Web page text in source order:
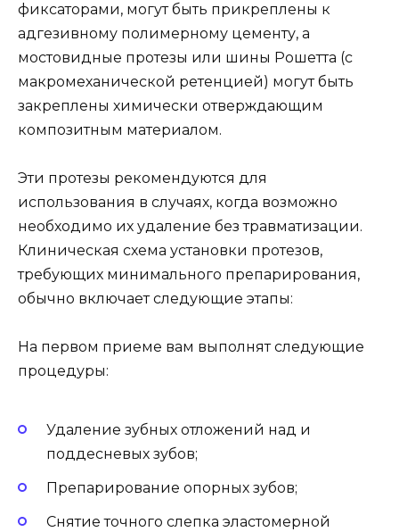
фиксаторами, могут быть прикреплены к
адгезивному полимерному цементу, а
мостовидные протезы или шины Рошетта (с
макромеханической ретенцией) могут быть
закреплены химически отверждающим
композитным материалом.
Эти протезы рекомендуются для
использования в случаях, когда возможно
необходимо их удаление без травматизации.
Клиническая схема установки протезов,
требующих минимального препарирования,
обычно включает следующие этапы:
На первом приеме вам выполнят следующие
процедуры:
Удаление зубных отложений над и
поддесневых зубов;
Препарирование опорных зубов;
Снятие точного слепка эластомерной